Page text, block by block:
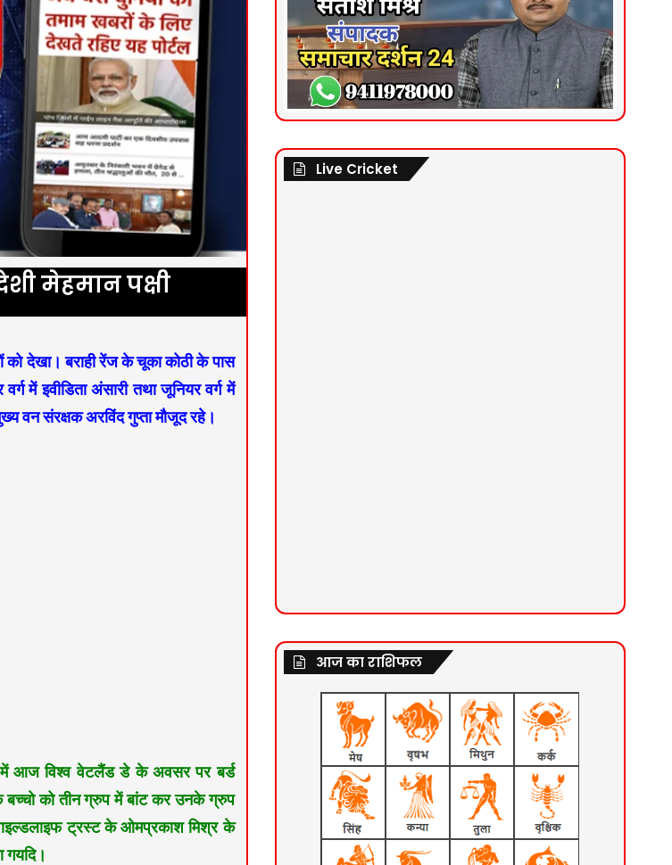
मेहमान पक्षी
को देखा। बराही रेंज के चूका कोठी के पास
में इवीडिता अंसारी तथा जूनियर वर्ग में
वन संरक्षक अरविंद गुप्ता मौजूद रहे।
में आज विश्व वेटलैंड डे के अवसर पर बर्ड
को तीन ग्रुप में बांट कर उनके ग्रुप
ट्रस्ट के ओमप्रकाश मिश्र के
गयदि।
Live Cricket
आज का राशिफल